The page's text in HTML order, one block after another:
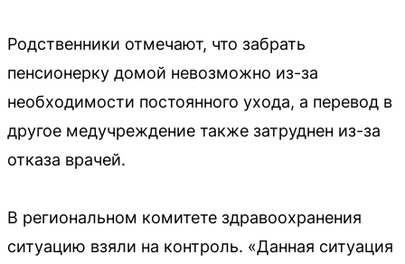
Родственники отмечают, что забрать
пенсионерку домой невозможно из-за
необходимости постоянного ухода, а перевод в
другое медучреждение также затруднен из-за
отказа врачей.
В региональном комитете здравоохранения
ситуацию взяли на контроль. «Данная ситуация